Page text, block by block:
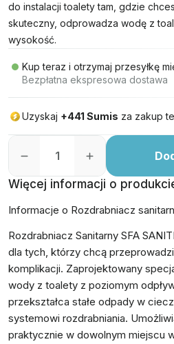
do instalacji toalety tam, gdzie
skuteczny, odprowadza wodę z
wysokość.
Kup teraz i otrzymaj przesyłkę
Bezpłatna ekspresowa dostawa
Uzyskaj +441 Sumis za zakup
Więcej informacji o
Informacje o Rozdrabniacz
Rozdrabniacz Sanitarny SFA
dla tych, którzy chcą
komplikacji. Zaprojektowany
wody z toalety z poziomym
przekształca stałe odpady w
systemowi rozdrabniania.
praktycznie w dowolnym miejscu